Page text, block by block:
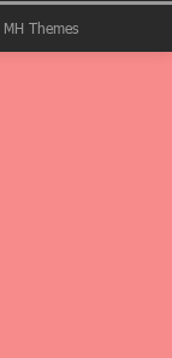
MH Themes